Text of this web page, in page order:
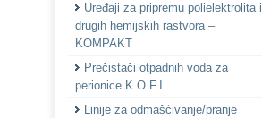
Uređaji za pripremu polielektrolita i
drugih hemijskih rastvora –
KOMPAKT
Prečistači otpadnih voda za
perionice K.O.F.I.
Linije za odmašćivanje/pranje